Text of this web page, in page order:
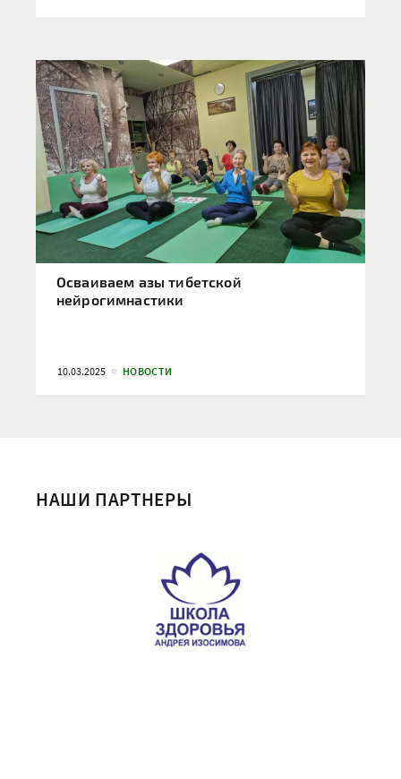
Осваиваем азы тибетской
нейрогимнастики
10.03.2025 НОВОСТИ
НАШИ ПАРТНЕРЫ